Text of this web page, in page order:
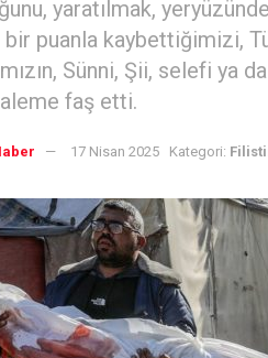
yaratılmak,
puanla kaybettiğimizi,
Sünni, Şii, selefi ya
aleme faş etti.
17 Nisan 2025 Kategori: